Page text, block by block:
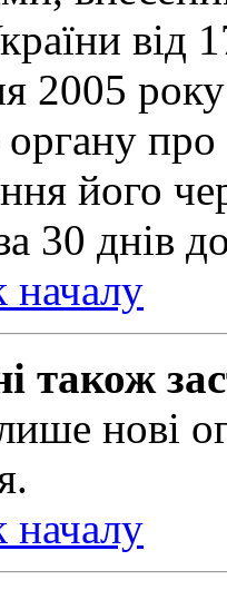
від
2005
його
30 днів
началу
також
нові
началу